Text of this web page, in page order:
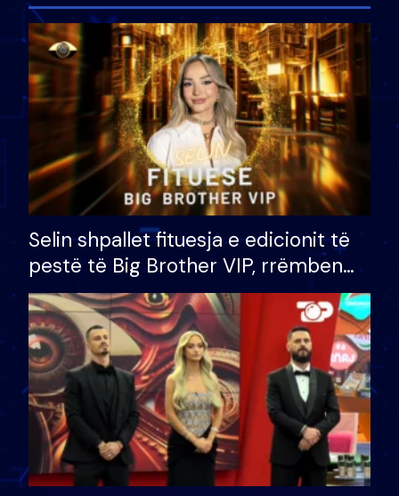
Selin shpallet fituesja e edicionit të
pestë të Big Brother VIP, rrëmben
çmimin e madh prej 100 mijë eurosh